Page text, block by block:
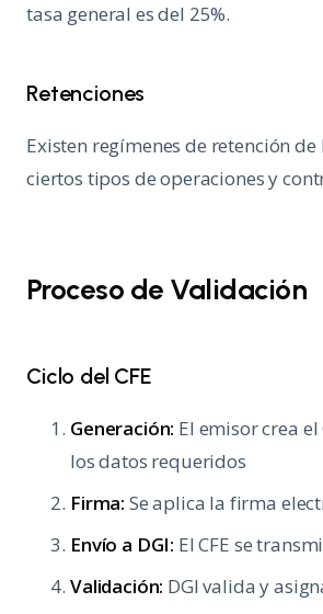
tasa general es del 25%.
Retenciones
Existen regímenes de retención de
ciertos tipos de operaciones y
Proceso de Validación
Ciclo del CFE
Generación: El emisor crea el
los datos requeridos
Firma: Se aplica la firma
Envío a DGI: El CFE se
Validación: DGI valida y